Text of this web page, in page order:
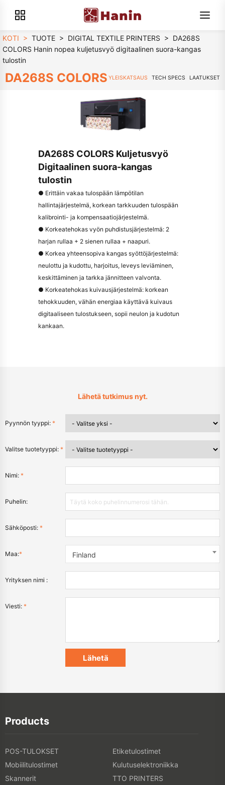
KOTI > TUOTE > DIGITAL TEXTILE PRINTERS > DA268S
COLORS Hanin nopea kuljetusvyö digitaalinen suora-kangas
tulostin
DA268S COLORS YLEISKATSAUS TECH SPECS LAATUKSET
DA268S COLORS Kuljetusvyö
Digitaalinen suora-kangas
tulostin
● Erittäin vakaa tulospään lämpötilan
hallintajärjestelmä, korkean tarkkuuden tulospään
kalibrointi- ja kompensaatiojärjestelmä.
● Korkeatehokas vyön puhdistusjärjestelmä: 2
harjan rullaa + 2 sienen rullaa + naapuri.
● Korkea yhteensopiva kangas syöttöjärjestelmä:
neulottu ja kudottu, harjoitus, leveys leviäminen,
keskittäminen ja tarkka jännitteen valvonta.
● Korkeatehokas kuivausjärjestelmä: korkean
tehokkuuden, vähän energiaa käyttävä kuivaus
digitaaliseen tulostukseen, sopii neulon ja kudotun
kankaan.
Lähetä tutkimus nyt.
Pyynnön tyyppi: *
Valitse tuotetyyppi: *
Nimi: *
Puhelin:
Sähköposti: *
Maa:* Finland
Yrityksen nimi :
Viesti: *
Products
POS-TULOKSET
Etiketulostimet
Mobiilitulostimet
Kulutuselektroniikka
Skannerit
TTO PRINTERS